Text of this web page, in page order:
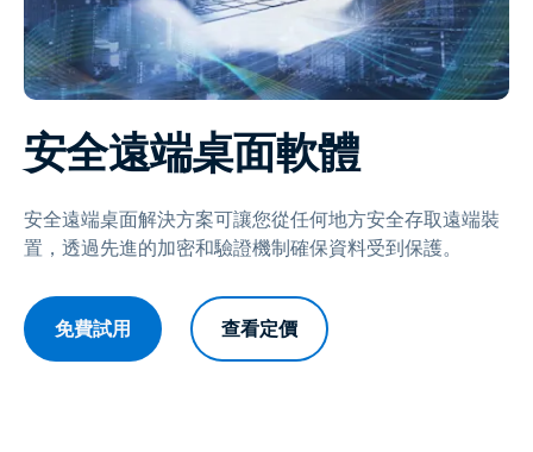
安全遠端桌面軟體
安全遠端桌面解決方案可讓您從任何地方安全存取遠端裝
置，透過先進的加密和驗證機制確保資料受到保護。
免費試用 查看定價